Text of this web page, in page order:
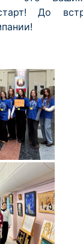
До